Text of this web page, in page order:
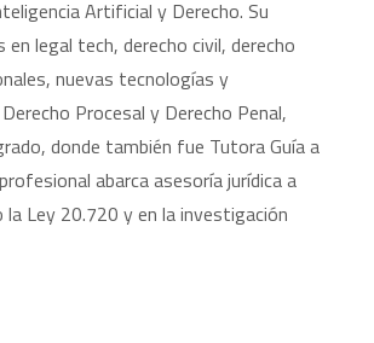
Artificial y Derecho. Su
legal tech, derecho civil, derecho
nuevas tecnologías y
Procesal y Derecho Penal,
donde también fue Tutora Guía a
abarca asesoría jurídica a
Ley 20.720 y en la investigación